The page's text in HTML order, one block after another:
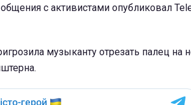
с активистами опубликовал
музыканту отрезать палец на